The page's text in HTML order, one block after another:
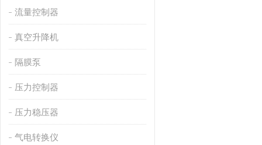
流量控制器
真空升降机
隔膜泵
压力控制器
压力稳压器
气电转换仪